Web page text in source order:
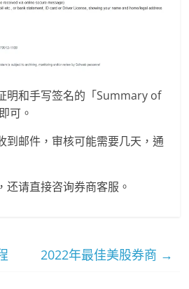
明和手写签名的「Summary of
可。
到邮件，审核可能需要几天，通
还请直接咨询券商客服。
2022年最佳美股券商 →